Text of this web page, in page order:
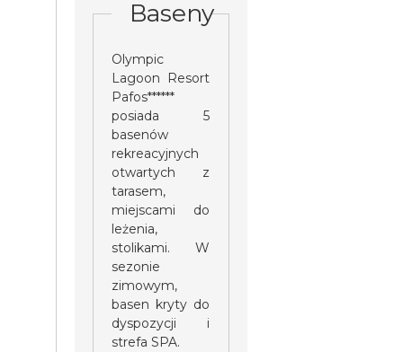
Baseny
Olympic
Lagoon Resort
Pafos******
posiada 5
basenów
rekreacyjnych
otwartych z
tarasem,
miejscami do
leżenia,
stolikami. W
sezonie
zimowym,
basen kryty do
dyspozycji i
strefa SPA.